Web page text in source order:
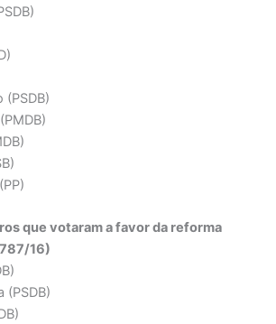
(PSDB)
que votaram a favor da reforma
16)
(PSDB)